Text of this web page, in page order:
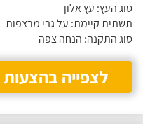
סוג העץ: עץ אלון
תשתית קיימת: על גבי מרצפות
סוג התקנה: הנחה צפה
לצפייה